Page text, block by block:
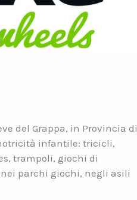
del Grappa, in Provincia di
infantile: tricicli,
trampoli, giochi di
parchi giochi, negli asili